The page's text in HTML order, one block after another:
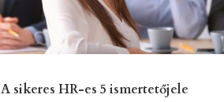
A sikeres HR-es 5 ismertetőjele